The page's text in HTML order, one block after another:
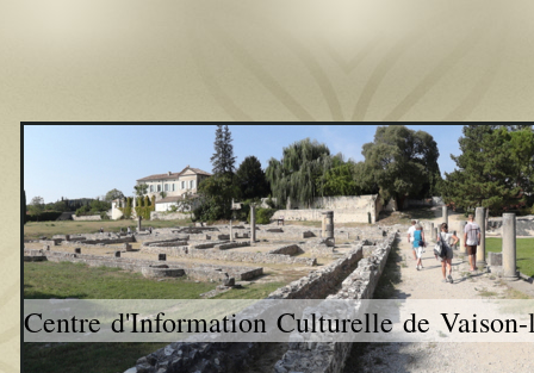
Centre d'Information Culturelle de